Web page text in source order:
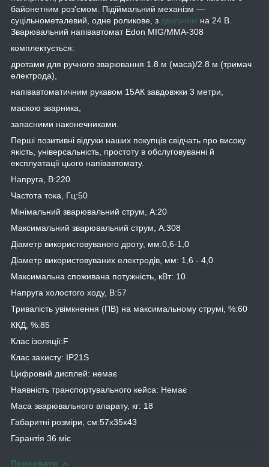
байонетним роз'ємом. Підіймальний механізм —
суцільнометалевий, одне роликове, з двигуном на 24 В.
Зварювальний напівавтомат Edon MIG/MMA-308
комплектується:
дротами для ручного зварювання 1.8 м (маса)/2.8 м (тримач
електрода),
напівавтоматичним рукавом 15АК завдовжки 3 метри,
маскою зварника,
запасними наконечниками.
Перші позитивні відгуки наших покупців свідчать про високу
якість, універсальність, простоту в обслуговуванні й
експлуатації цього напівавтомату.
Напруга, В:220
Частота тока, Гц:50
Мінімальний зварювальний струм, А:20
Максимальний зварювальний струм, А:308
Діаметр використовуваного дроту, мм:0,6-1,0
Діаметр використовуваних електродів, мм: 1,6 - 4,0
Максимальна споживана потужність, кВт: 10
Напруга холостого ходу, В:57
Тривалість увімкнення (ПВ) на максимальному струмі, %:60
ККД, %:85
Клас ізоляції:F
Клас захисту: IP21S
Цифровий дисплей: немає
Наявність транспортувального кейса: Немає
Маса зварювального апарату, кг: 18
Габаритні розміри, см:57х35х43
Гарантія 36 міс
Приховати